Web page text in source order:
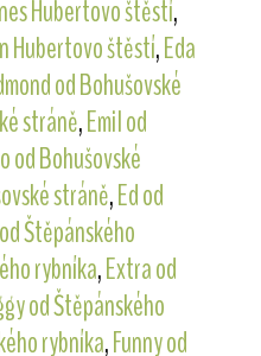
Hubertovo štěstí,
Hubertovo štěstí,Eda
od Bohušovské
stráně,Emil od
od Bohušovské
stráně,Ed od
Štěpánského
rybníka,Extra od
od Štěpánského
rybníka,Funny od